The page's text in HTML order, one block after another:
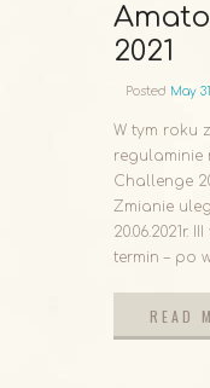
2021
Posted May
W tym roku
regulaminie
Challenge
Zmianie
20.06.2021r.
termin – po
READ